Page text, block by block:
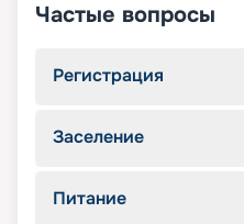
Частые вопросы
Регистрация
Заселение
Питание